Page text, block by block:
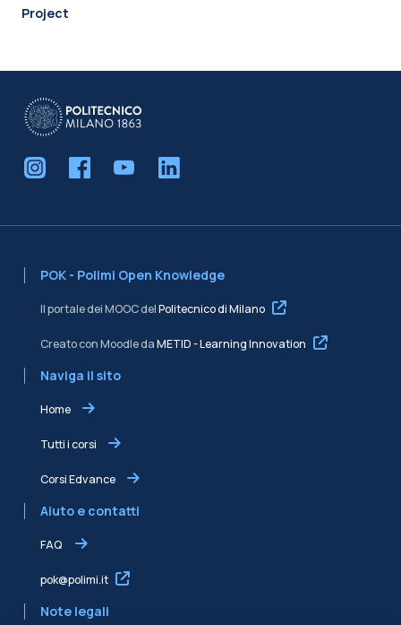
Project
POK - Polimi Open Knowledge
Il portale dei MOOC delPolitecnico di Milano
Creato con Moodle daMETID - Learning Innovation
Naviga il sito
Home
Tutti i corsi
Corsi Edvance
Aiuto e contatti
FAQ
pok@polimi.it
Note legali